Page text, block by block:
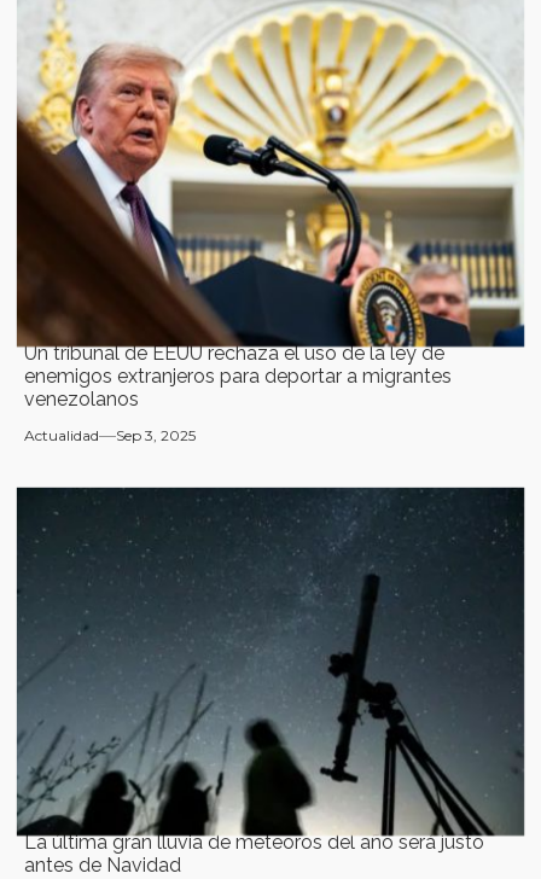
Un tribunal de EEUU rechaza el uso de la ley de
enemigos extranjeros para deportar a migrantes
venezolanos
Actualidad Sep 3, 2025
La última gran lluvia de meteoros del año será justo
antes de Navidad